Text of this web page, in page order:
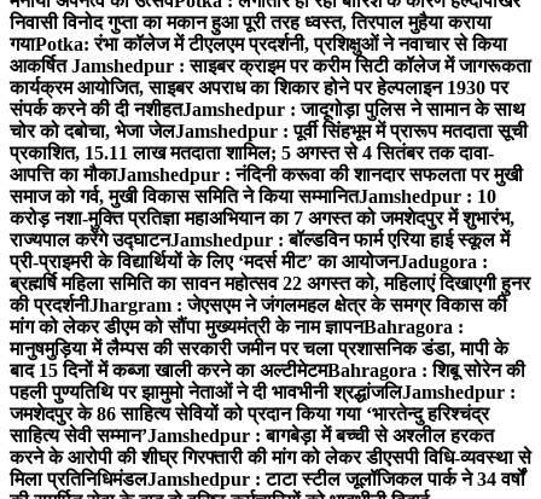
निवासी विनोद गुप्ता का मकान हुआ पूरी तरह ध्वस्त, तिरपाल मुहैया कराया
गयाPotka: रंभा कॉलेज में टीएलएम प्रदर्शनी, प्रशिक्षुओं ने नवाचार से किया
आकर्षितJamshedpur : साइबर क्राइम पर करीम सिटी कॉलेज में जागरूकता
कार्यक्रम आयोजित, साइबर अपराध का शिकार होने पर हेल्पलाइन 1930 पर
संपर्क करने की दी नशीहतJamshedpur : जादूगोड़ा पुलिस ने सामान के साथ
चोर को दबोचा, भेजा जेलJamshedpur : पूर्वी सिंहभूम में प्रारूप मतदाता सूची
प्रकाशित, 15.11 लाख मतदाता शामिल; 5 अगस्त से 4 सितंबर तक दावा-
आपत्ति का मौकाJamshedpur : नंदिनी करूवा की शानदार सफलता पर मुखी
समाज को गर्व, मुखी विकास समिति ने किया सम्मानितJamshedpur : 10
करोड़ नशा-मुक्ति प्रतिज्ञा महाअभियान का 7 अगस्त को जमशेदपुर में शुभारंभ,
राज्यपाल करेंगे उद्घाटनJamshedpur : बॉल्डविन फार्म एरिया हाई स्कूल में
प्री-प्राइमरी के विद्यार्थियों के लिए ‘मदर्स मीट’ का आयोजनJadugora :
ब्रह्मर्षि महिला समिति का सावन महोत्सव 22 अगस्त को, महिलाएं दिखाएगी हुनर
की प्रदर्शनीJhargram : जेएसएम ने जंगलमहल क्षेत्र के समग्र विकास की
मांग को लेकर डीएम को सौंपा मुख्यमंत्री के नाम ज्ञापनBahragora :
मानुषमुड़िया में लैम्पस की सरकारी जमीन पर चला प्रशासनिक डंडा, मापी के
बाद 15 दिनों में कब्जा खाली करने का अल्टीमेटमBahragora : शिबू सोरेन की
पहली पुण्यतिथि पर झामुमो नेताओं ने दी भावभीनी श्रद्धांजलिJamshedpur :
जमशेदपुर के 86 साहित्य सेवियों को प्रदान किया गया ‘भारतेन्दु हरिश्चंद्र
साहित्य सेवी सम्मान’Jamshedpur : बागबेड़ा में बच्ची से अश्लील हरकत
करने के आरोपी की शीघ्र गिरफ्तारी की मांग को लेकर डीएसपी विधि-व्यवस्था से
मिला प्रतिनिधिमंडलJamshedpur : टाटा स्टील जूलॉजिकल पार्क ने 34 वर्षों